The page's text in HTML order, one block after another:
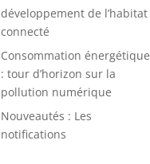
développement de l’habitat
connecté
Consommation énergétique
: tour d’horizon sur la
pollution numérique
Nouveautés : Les
notifications